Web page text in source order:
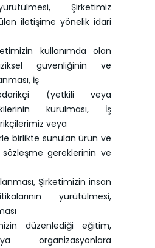
Şirketimiz
iletişime yönelik idari
kullanımda olan
güvenliğinin ve
İş
tedarikçi (yetkili veya
kurulması, İş
veya
birlikte sunulan ürün ve
gereklerinin ve
Şirketimizin insan
yürütülmesi,
düzenlediği eğitim,
organizasyonlara